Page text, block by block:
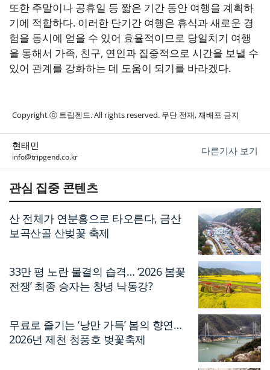
또한 주말이나 공휴일 등 짧은 기간 동안 여행을 계획하
기에 적합하다. 이러한 단기간 여행은 휴식과 새로운 경
험을 동시에 얻을 수 있어 효율적이므로 당일치기 여행
을 통해서 가족, 친구, 연인과 집중적으로 시간을 보낼 수
있어 관계를 강화하는 데 도움이 되기를 바라겠다.
Copyright ⓒ 트립젠드. All rights reserved. 무단 전재, 재배포 금지
현태민
info@tripgend.co.kr
다른기사 보기
관심 집중 콘텐츠
산 전체가 연분홍으로 타오른다, 금산
보곡산골 산벚꽃 축제
33만 평 노란 물결의 습격… ‘2026 봄꽃
전쟁’ 최종 승자는 창녕 낙동강?
무료로 즐기는 ‘낭만 가득’ 봄의 향연…
2026년 제천 청풍호 벚꽃축제